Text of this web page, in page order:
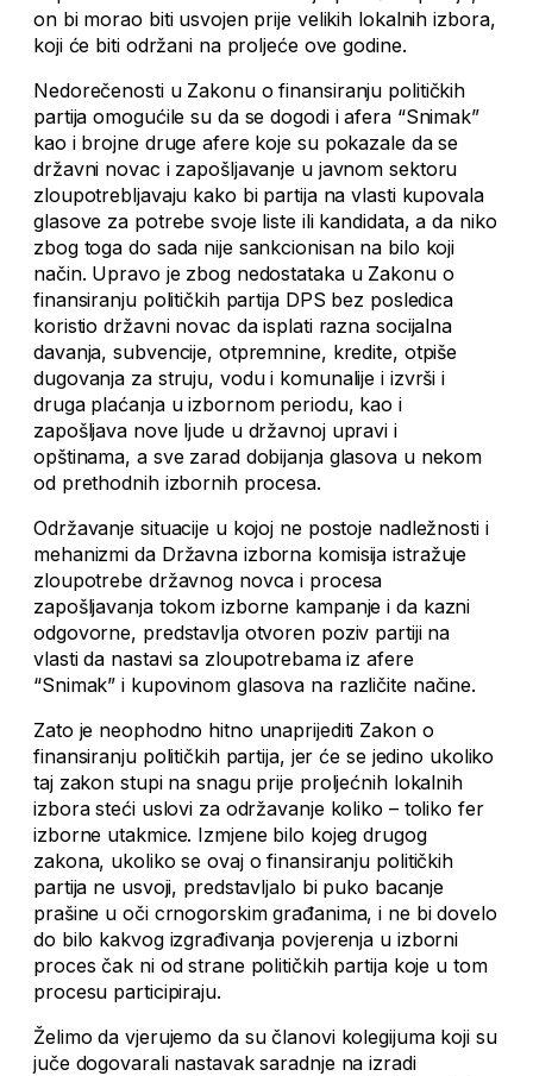
on bi morao biti usvojen prije velikih lokalnih izbora,
koji će biti održani na proljeće ove godine.
Nedorečenosti u Zakonu o finansiranju političkih
partija omogućile su da se dogodi i afera “Snimak”
kao i brojne druge afere koje su pokazale da se
državni novac i zapošljavanje u javnom sektoru
zloupotrebljavaju kako bi partija na vlasti kupovala
glasove za potrebe svoje liste ili kandidata, a da niko
zbog toga do sada nije sankcionisan na bilo koji
način. Upravo je zbog nedostataka u Zakonu o
finansiranju političkih partija DPS bez posledica
koristio državni novac da isplati razna socijalna
davanja, subvencije, otpremnine, kredite, otpiše
dugovanja za struju, vodu i komunalije i izvrši i
druga plaćanja u izbornom periodu, kao i
zapošljava nove ljude u državnoj upravi i
opštinama, a sve zarad dobijanja glasova u nekom
od prethodnih izbornih procesa.
Održavanje situacije u kojoj ne postoje nadležnosti i
mehanizmi da Državna izborna komisija istražuje
zloupotrebe državnog novca i procesa
zapošljavanja tokom izborne kampanje i da kazni
odgovorne, predstavlja otvoren poziv partiji na
vlasti da nastavi sa zloupotrebama iz afere
“Snimak” i kupovinom glasova na različite načine.
Zato je neophodno hitno unaprijediti Zakon o
finansiranju političkih partija, jer će se jedino ukoliko
taj zakon stupi na snagu prije proljećnih lokalnih
izbora steći uslovi za održavanje koliko – toliko fer
izborne utakmice. Izmjene bilo kojeg drugog
zakona, ukoliko se ovaj o finansiranju političkih
partija ne usvoji, predstavljalo bi puko bacanje
prašine u oči crnogorskim građanima, i ne bi dovelo
do bilo kakvog izgrađivanja povjerenja u izborni
proces čak ni od strane političkih partija koje u tom
procesu participiraju.
Želimo da vjerujemo da su članovi kolegijuma koji su
juče dogovarali nastavak saradnje na izradi